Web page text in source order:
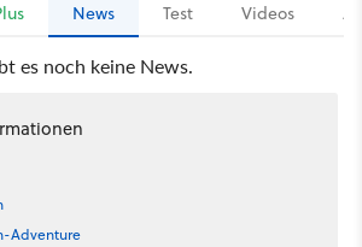
News Test Videos
es noch keine News.
Adventure